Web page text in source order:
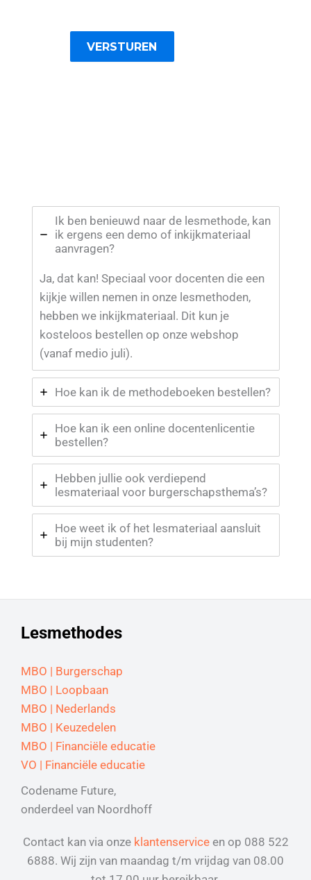
Ik ben benieuwd naar de lesmethode, kan
ik ergens een demo of inkijkmateriaal
aanvragen?
Ja, dat kan! Speciaal voor docenten die een
kijkje willen nemen in onze lesmethoden,
hebben we inkijkmateriaal. Dit kun je
kosteloos bestellen op onze webshop
(vanaf medio juli).
Hoe kan ik de methodeboeken bestellen?
Hoe kan ik een online docentenlicentie
bestellen?
Hebben jullie ook verdiepend
lesmateriaal voor burgerschapsthema’s?
Hoe weet ik of het lesmateriaal aansluit
bij mijn studenten?
Lesmethodes
MBO | Burgerschap
MBO | Loopbaan
MBO | Nederlands
MBO | Keuzedelen
MBO | Financiële educatie
VO | Financiële educatie
Codename Future,
onderdeel van Noordhoff
Contact kan via onze klantenserviceen op 088 522
6888. Wij zijn van maandag t/m vrijdag van 08.00